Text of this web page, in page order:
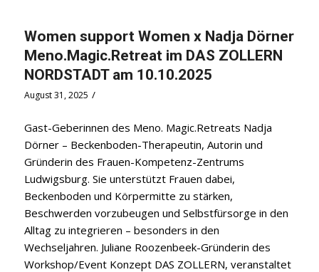
Women support Women x Nadja Dörner
Meno.Magic.Retreat im DAS ZOLLERN
NORDSTADT am 10.10.2025
August 31, 2025 /
Gast-Geberinnen des Meno. Magic.Retreats Nadja
Dörner – Beckenboden-Therapeutin, Autorin und
Gründerin des Frauen-Kompetenz-Zentrums
Ludwigsburg. Sie unterstützt Frauen dabei,
Beckenboden und Körpermitte zu stärken,
Beschwerden vorzubeugen und Selbstfürsorge in den
Alltag zu integrieren – besonders in den
Wechseljahren. Juliane Roozenbeek-Gründerin des
Workshop/Event Konzept DAS ZOLLERN, veranstaltet